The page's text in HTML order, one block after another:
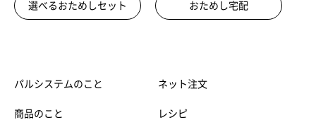
選べるおためしセット おためし宅配
パルシステムのこと
商品のこと
ネット注文
レシピ